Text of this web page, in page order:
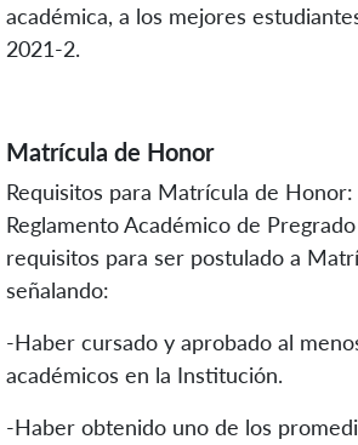
académica, a los mejores
2021-2.
Matrícula de Honor
Requisitos para Matrícula de
Reglamento Académico de
requisitos para ser postulado a
señalando:
-Haber cursado y aprobado al
académicos en la Institución.
-Haber obtenido uno de los